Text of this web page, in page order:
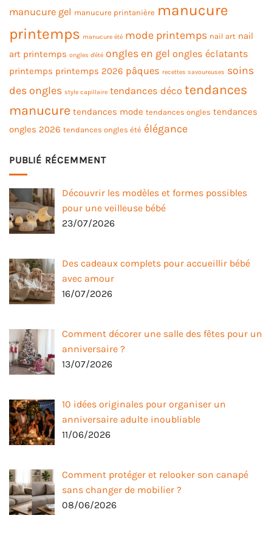
manucure gel manucure printanière manucure
printemps manucure été mode printemps nail art nail
art printemps ongles d'été ongles en gel ongles éclatants
printemps printemps 2026 pâques recettes savoureuses soins
des ongles style capillaire tendances déco tendances
manucure tendances mode tendances ongles tendances
ongles 2026 tendances ongles été élégance
PUBLIÉ RÉCEMMENT
Découvrir les modèles et formes possibles
pour une veilleuse bébé
23/07/2026
Des cadeaux complets pour accueillir bébé
avec amour
16/07/2026
Comment décorer une salle des fêtes pour un
anniversaire ?
13/07/2026
10 idées originales pour organiser un
anniversaire adulte inoubliable
11/06/2026
Comment protéger et relooker son canapé
sans changer de mobilier ?
08/06/2026